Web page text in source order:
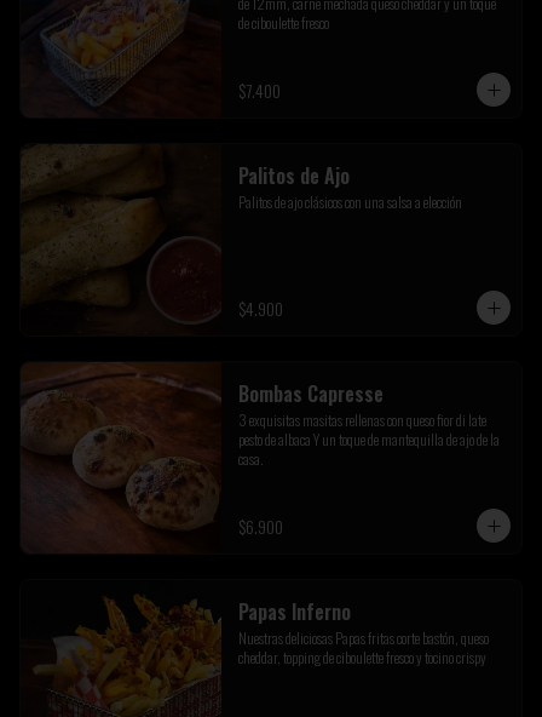
de ciboulette fresco
$7.400
Palitos de Ajo
Palitos de ajo clásicos con una salsa a elección
$4.900
Bombas Capresse
3 exquisitas masitas rellenas con queso fior di late
pesto de albaca Y un toque de mantequilla de ajo de la
casa.
$6.900
Papas Inferno
Nuestras deliciosas Papas fritas corte bastón, queso
cheddar, topping de ciboulette fresco y tocino crispy